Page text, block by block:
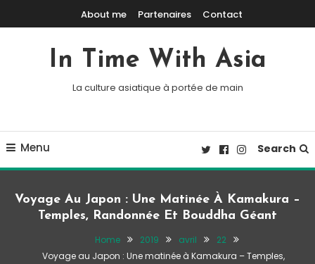
Skip To ContentAbout me Partenaires Contact
In Time With Asia
La culture asiatique à portée de main
Menu Search
Voyage Au Japon : Une Matinée À Kamakura –
Temples, Randonnée Et Bouddha Géant
Home 2019 avril
22
Voyage au Japon : Une matinée à Kamakura – Temples,